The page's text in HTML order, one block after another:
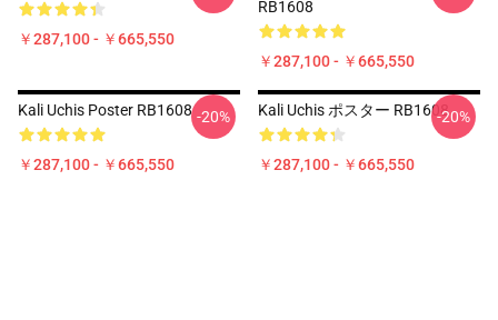
￥287,100 - ￥665,550
RB1608
￥287,100 - ￥665,550
Kali Uchis Poster RB1608
￥287,100 - ￥665,550
-20% Kali Uchis ポスター RB1608
￥287,100 - ￥665,550
-20%